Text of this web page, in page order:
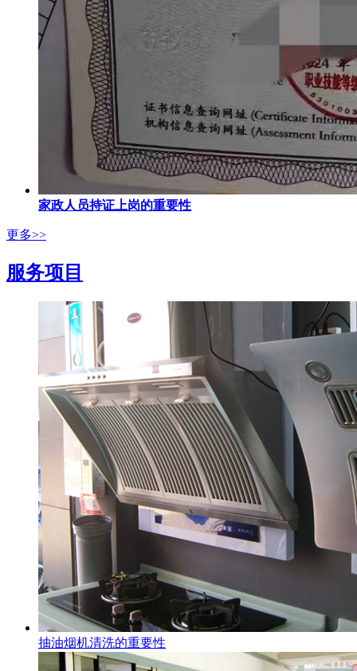
家政人员持证上岗的重要性
更多>>
服务项目
抽油烟机清洗的重要性